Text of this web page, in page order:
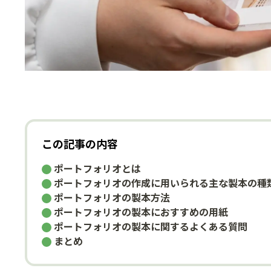
この記事の内容
ポートフォリオとは
ポートフォリオの作成に用いられる主な製本の種
ポートフォリオの製本方法
ポートフォリオの製本におすすめの用紙
ポートフォリオの製本に関するよくある質問
まとめ